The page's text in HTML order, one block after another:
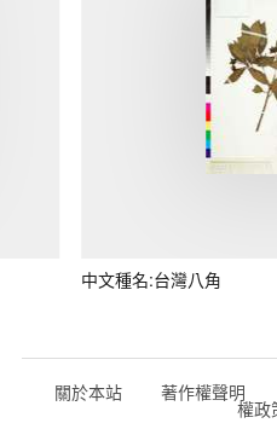
中文種名:台灣八角
關於本站 著作權聲明
權政